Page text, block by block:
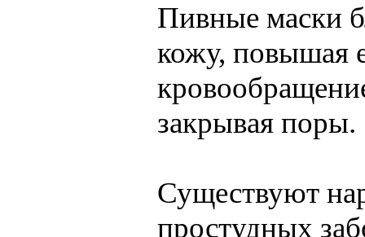
Пивные маски
кожу, повышая
закрывая поры.
Существуют
простудных